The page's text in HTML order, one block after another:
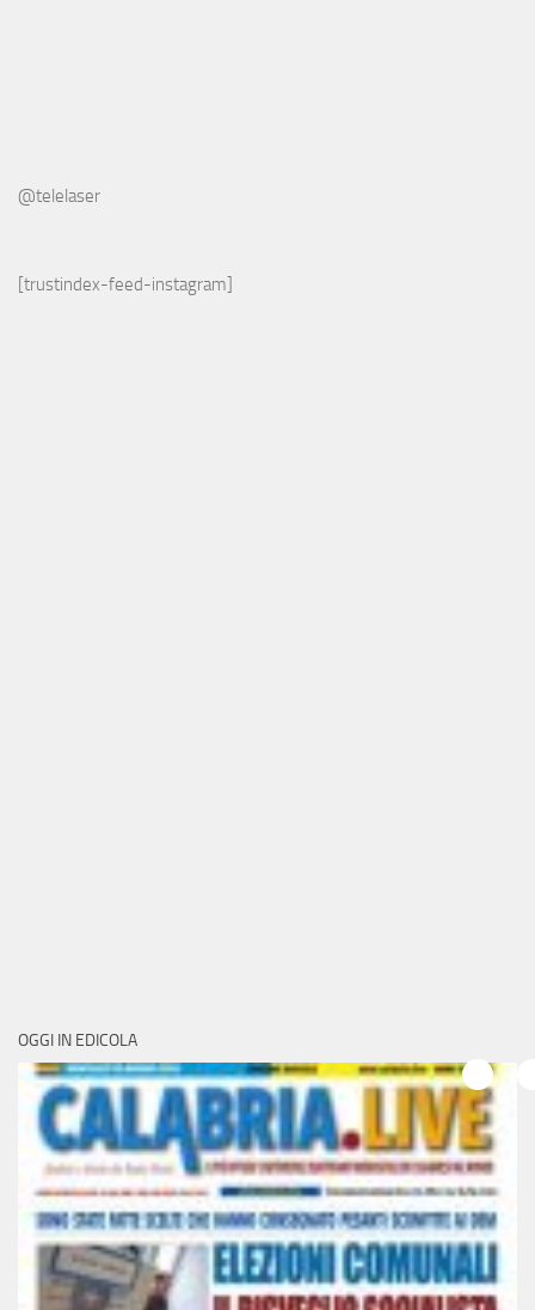
@telelaser
[trustindex-feed-instagram]
OGGI IN EDICOLA